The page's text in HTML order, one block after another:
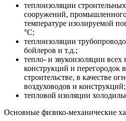
теплоизоляции
сооружений,
температуре изолируемой
°С;
теплоизоляции
бойлеров и т.д.;
тепло- и звукоизоляции
конструкций и перегородок
строительстве, в качестве
воздуховодов и конструкций;
тепловой изоляции
Основные физико-механические